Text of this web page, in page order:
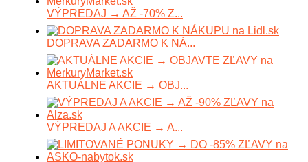
VÝPREDAJ → AŽ -70% Z...
DOPRAVA ZADARMO K NÁ...
AKTUÁLNE AKCIE → OBJ...
VÝPREDAJ A AKCIE → A...